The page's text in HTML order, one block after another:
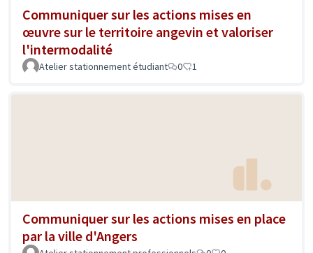
Communiquer sur les actions mises en
œuvre sur le territoire angevin et valoriser
l'intermodalité
Atelier stationnement étudiant 0 1
Communiquer sur les actions mises en place
par la ville d'Angers